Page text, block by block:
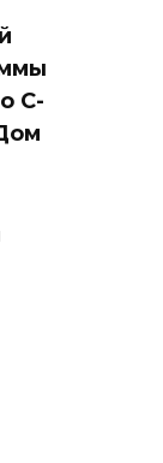
С-